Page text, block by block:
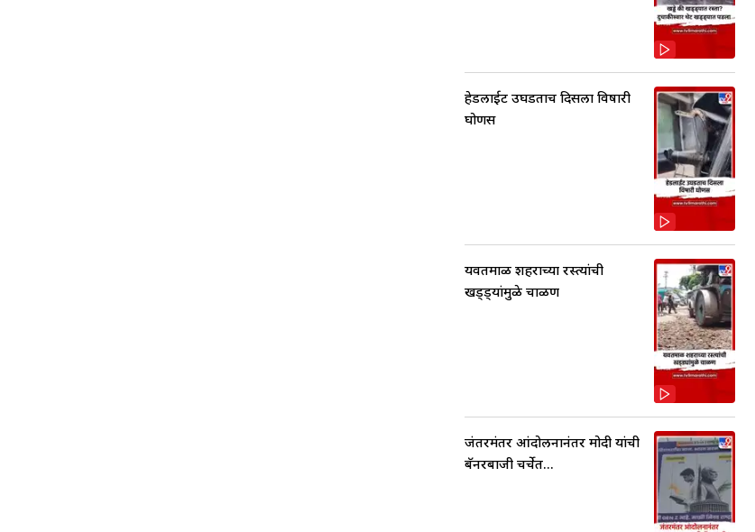
हेडलाईट उघडताच दिसला विषारी
घोणस
यवतमाळ शहराच्या रस्त्यांची
खड्ड्यांमुळे चाळण
जंतरमंतर आंदोलनानंतर मोदी यांची
बॅनरबाजी चर्चेत...